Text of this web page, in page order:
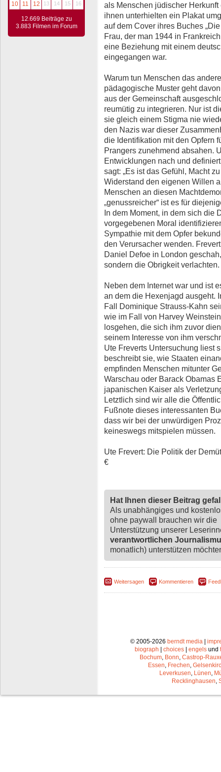
10
11 12 13 14 15 16
12.669 Beiträge zu
3.883 Filmen im Forum
als Menschen jüdischer
ihnen unterhielten ein Plakat
auf dem Cover ihres Buches
Frau, der man 1944 in
eine Beziehung mit einem
eingegangen war.
Warum tun Menschen das
pädagogische Muster geht
aus der Gemeinschaft
reumütig zu integrieren. Nur ist
sie gleich einem Stigma nie
den Nazis war dieser
die Identifikation mit den Opfern
Prangers zunehmend absahen.
Entwicklungen nach und
sagt: „Es ist das Gefühl, Macht
Widerstand den eigenen Willen
Menschen an diesen
„genussreicher“ ist es für
In dem Moment, in dem sich die
vorgegebenen Moral
Sympathie mit dem Opfer
den Verursacher wenden.
Daniel Defoe in London
sondern die Obrigkeit verlachten.
Neben dem Internet war und ist
an dem die Hexenjagd ausgeht.
Fall Dominique Strauss-Kahn
wie im Fall von Harvey
losgehen, die sich ihm zuvor
seinem Interesse von ihm
Ute Freverts Untersuchung liest
beschreibt sie, wie Staaten
empfinden Menschen mitunter
Warschau oder Barack Obamas
japanischen Kaiser als
Letztlich sind wir alle die
Fußnote dieses interessanten
dass wir bei der unwürdigen
keineswegs mitspielen müssen.
Ute Frevert: Die Politik der
€
Hat Ihnen dieser Beitrag
Als unabhängiges und
ohne paywall brauchen wir die
Unterstützung unserer
verantwortlichen
monatlich) unterstützen
Weitersagen Kommentieren
© 2005-2026 berndt media|
biograph
choices engels und
Bochum, Bonn, Castrop-
Essen, Frechen,
Leverkusen, Lünen,
Recklinghausen,